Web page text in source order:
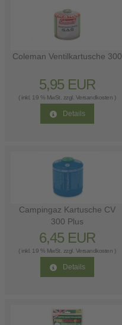
Coleman Ventilkartusche 300
5,95 EUR
( inkl. 19 % MwSt. zzgl. Versandkosten )
Details
Campingaz Kartusche CV
300 Plus
6,45 EUR
( inkl. 19 % MwSt. zzgl. Versandkosten )
Details